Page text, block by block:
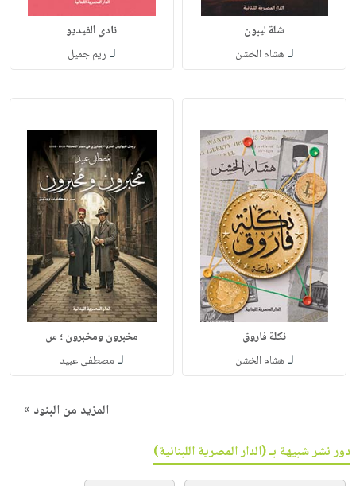
شلة ليبون
لـ هشام الخشن
نادي الفيديو
لـ ريم جميل
نكلة فاروق
لـ هشام الخشن
مخبرون ومخبرون ؛ س
لـ مصطفى عبيد
المزيد من البنود »
دور نشر شبيهة بـ (الدار المصرية اللبنانية)